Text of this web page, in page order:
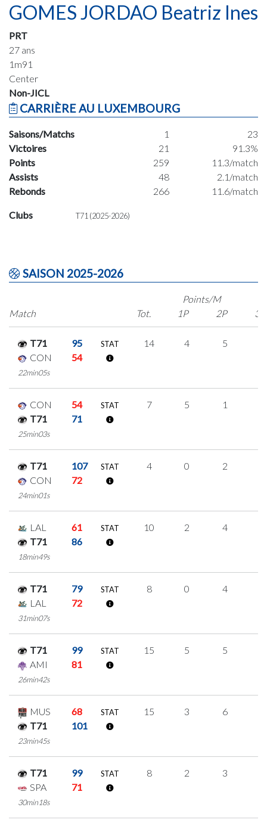
GOMES JORDAO Beatriz Ines
PRT
27 ans
1m91
Center
Non-JICL
CARRIÈRE AU LUXEMBOURG
Saisons/Matchs 1
23
Victoires
21
91.3%
Points
259
11.3/match
Assists
48
2.1/match
Rebonds
266 11.6/match
Clubs T71 (2025-2026)
SAISON 2025-2026
Match
Points/M
Tot.
1P 2P 3P
T71
95
CON
54
22min05s
STAT 14 4 5
CON
54
T71
71
25min03s
STAT 7 5 1
T71
107
CON
72
24min01s
STAT 4 0 2
LAL
61
T71
86
18min49s
STAT 10 2 4
T71
79
LAL
72
31min07s
STAT 8 0 4
T71
99
AMI
81
26min42s
STAT 15 5 5
MUS
68
T71
101
23min45s
STAT 15 3 6
T71
99
SPA
71
30min18s
STAT 8 2 3